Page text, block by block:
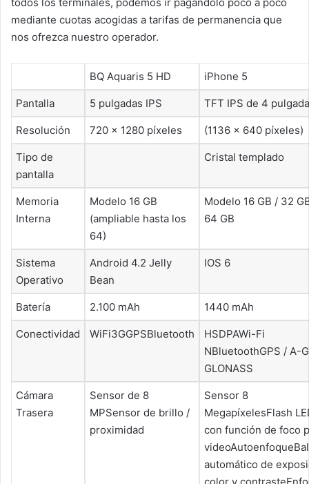
mediante cuotas acogidas a tarifas de permanencia que
nos ofrezca nuestro operador.
BQ Aquaris 5 HD iPhone 5
Pantalla 5 pulgadas IPS TFT IPS de 4
Resolución 720 x 1280 píxeles (1136 × 640 píxeles)
Tipo de
pantalla
Cristal templado
Memoria
Interna
Modelo 16 GB
(ampliable hasta los
64)
Modelo 16 GB / 32
64 GB
Sistema
Operativo
Android 4.2 Jelly
Bean
IOS 6
Batería 2.100 mAh 1440 mAh
Conectividad WiFi3GGPSBluetooth
HSDPAWi-Fi
NBluetoothGPS / A-
GLONASS
Cámara
Trasera
Sensor de 8
MPSensor de brillo /
proximidad
Sensor 8
MegapíxelesFlash
con función de foco
automático de
color y